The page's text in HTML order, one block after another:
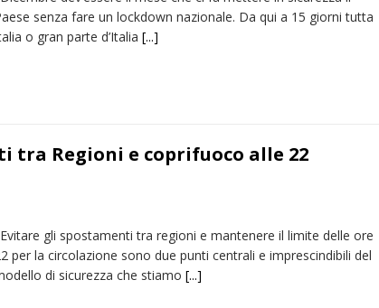
senza fare un lockdown nazionale. Da qui a 15 giorni tutta
o gran parte d’Italia [...]
tra Regioni e coprifuoco alle 22
gli spostamenti tra regioni e mantenere il limite delle ore
per la circolazione sono due punti centrali e imprescindibili del
di sicurezza che stiamo [...]